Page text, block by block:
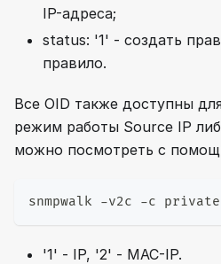
IP-адреса;
status: '1' - создать
правило.
Все OID также доступны
режим работы Source IP
можно посмотреть с
snmpwalk -v2c -c
'1' - IP, '2' - MAC-IP.